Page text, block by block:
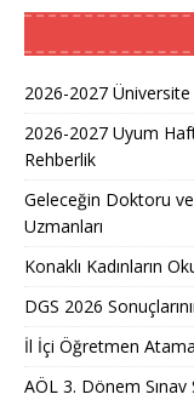
2026-2027 Üniversite
2026-2027 Uyum
Rehberlik
Geleceğin Doktoru
Uzmanları
Konaklı Kadınların
DGS 2026
İl İçi Öğretmen Atama
AÖL 3. Dönem